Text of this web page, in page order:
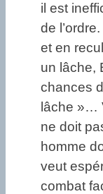
il est
de
et en
un lâche,
chances
lâche »…
ne doit
homme
veut
combat